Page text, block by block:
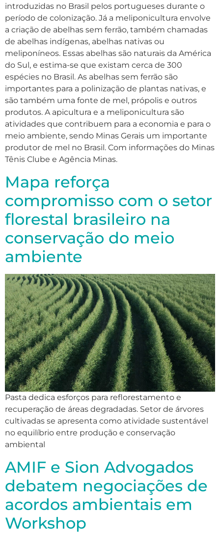
introduzidas no Brasil pelos portugueses durante o
período de colonização. Já a meliponicultura envolve
a criação de abelhas sem ferrão, também chamadas
de abelhas indígenas, abelhas nativas ou
meliponíneos. Essas abelhas são naturais da América
do Sul, e estima-se que existam cerca de 300
espécies no Brasil. As abelhas sem ferrão são
importantes para a polinização de plantas nativas, e
são também uma fonte de mel, própolis e outros
produtos. A apicultura e a meliponicultura são
atividades que contribuem para a economia e para o
meio ambiente, sendo Minas Gerais um importante
produtor de mel no Brasil. Com informações do Minas
Tênis Clube e Agência Minas.
Mapa reforça
compromisso com o setor
florestal brasileiro na
conservação do meio
ambiente
Pasta dedica esforços para reflorestamento e
recuperação de áreas degradadas. Setor de árvores
cultivadas se apresenta como atividade sustentável
no equilíbrio entre produção e conservação
ambiental
AMIF e Sion Advogados
debatem negociações de
acordos ambientais em
Workshop